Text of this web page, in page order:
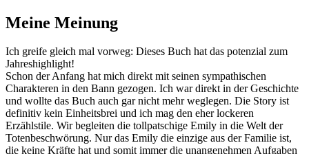
Meine Meinung
Ich greife gleich mal vorweg: Dieses Buch hat das potenzial zum
Jahreshighlight!
Schon der Anfang hat mich direkt mit seinen sympathischen
Charakteren in den Bann gezogen. Ich war direkt in der Geschichte
und wollte das Buch auch gar nicht mehr weglegen. Die Story ist
definitiv kein Einheitsbrei und ich mag den eher lockeren
Erzählstile. Wir begleiten die tollpatschige Emily in die Welt der
Totenbeschwörung. Nur das Emily die einzige aus der Familie ist,
die keine Kräfte hat und somit immer die unangenehmen Aufgaben